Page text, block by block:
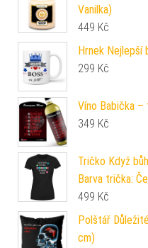
Vanilka)
449 Kč
Hrnek Nejlepší
299 Kč
Víno Babička –
349 Kč
Tričko Když
Barva trička:
499 Kč
Polštář
cm)